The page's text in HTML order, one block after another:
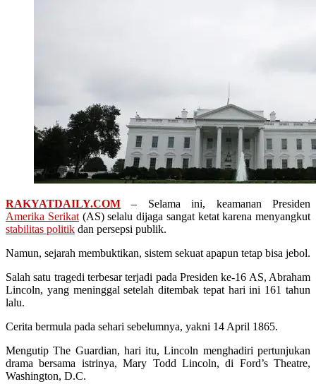
RAKYATDAILY.COM – Selama ini, keamanan Presiden
Amerika Serikat(AS) selalu dijaga sangat ketat karena menyangkut
stabilitas politik dan persepsi publik.
Namun, sejarah membuktikan, sistem sekuat apapun tetap bisa jebol.
Salah satu tragedi terbesar terjadi pada Presiden ke-16 AS, Abraham
Lincoln, yang meninggal setelah ditembak tepat hari ini 161 tahun
lalu.
Cerita bermula pada sehari sebelumnya, yakni 14 April 1865.
Mengutip The Guardian, hari itu, Lincoln menghadiri pertunjukan
drama bersama istrinya, Mary Todd Lincoln, di Ford’s Theatre,
Washington, D.C.